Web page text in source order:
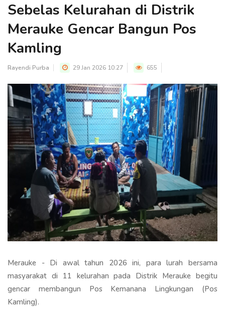
Sebelas Kelurahan di Distrik
Merauke Gencar Bangun Pos
Kamling
Rayendi Purba 29 Jan 2026 10:27 655
Merauke - Di awal tahun 2026 ini, para lurah bersama
masyarakat di 11 kelurahan pada Distrik Merauke begitu
gencar membangun Pos Kemanana Lingkungan (Pos
Kamling).